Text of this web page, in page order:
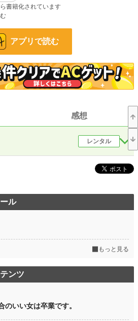
件
書籍化されています
アプリで読む
感想
レンタル
ル
もっと見る
ンツ
のいい女は卒業です。